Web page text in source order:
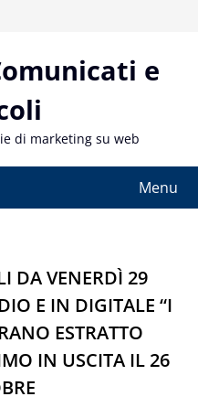
e
di marketing su web
Menu
DA VENERDÌ 29
E IN DIGITALE “I
ESTRATTO
IN USCITA IL 26